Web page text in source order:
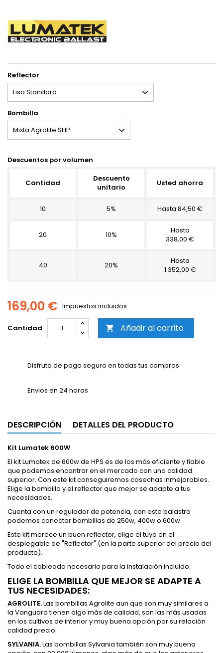
Reflector
Bombilla
Descuentos por volumen
Cantidad
Descuento
unitario
Usted ahorra
10 5% Hasta 84,50 €
20 10%
Hasta
338,00 €
40 20%
Hasta
1.352,00 €
169,00 € Impuestos incluidos
Cantidad  Añadir al carrito
Disfruta de pago seguro en todas tus compras
Envios en 24 horas
DESCRIPCIÓN DETALLES DEL PRODUCTO
Kit Lumatek 600W
El kit Lumatek de 600w de HPS es de los más eficiente y fiable
que podemos encontrar en el mercado con una calidad
superior. Con este kit conseguiremos cosechas inmejorables.
Elige la bombilla y el reflector que mejor se adapte a tus
necesidades.
Cuenta con un regulador de potencia, con este balastro
podemos conectar bombillas de 250w, 400w o 600w.
Este kit merece un buen reflector, elige el tuyo en el
desplegable de "Reflector" (en la parte superior del precio del
producto).
Todo el cableado necesario para la instalación incluido.
ELIGE LA BOMBILLA QUE MEJOR SE ADAPTE A
TUS NECESIDADES:
AGROLITE.Las bombillas Agrolite aun que son muy similares a
la Vanguard tienen algo más de calidad, son las más usadas
en los cultivos de interior y muy buena opción por su relación
calidad precio.
SYLVANIA.Las bombillas Sylvania también son muy buena